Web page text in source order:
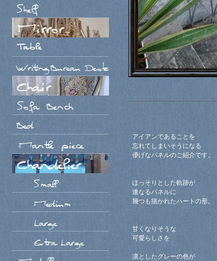
アイアンであることを
忘れてしまいそうになる
儚げなパネルのご紹介です。
ほっそりとした軌跡が
連なるパネルに
幾つも描かれたハートの形。
甘くなりそうな
可愛らしさを
凛としたグレーの色が